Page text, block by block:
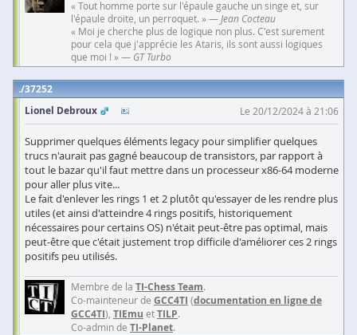
« Tout homme porte sur l'épaule gauche un singe et, sur
l'épaule droite, un perroquet. » — Jean Cocteau
« Moi je cherche plus de logique non plus. C'est surement
pour cela que j'apprécie les Ataris, ils sont aussi logiques
que moi ! » — GT Turbo
37252
Lionel Debroux
Le 20/12/2024 à 21:06
Supprimer quelques éléments legacy pour simplifier quelques
trucs n'aurait pas gagné beaucoup de transistors, par rapport à
tout le bazar qu'il faut mettre dans un processeur x86-64 moderne
pour aller plus vite...
Le fait d'enlever les rings 1 et 2 plutôt qu'essayer de les rendre plus
utiles (et ainsi d'atteindre 4 rings positifs, historiquement
nécessaires pour certains OS) n'était peut-être pas optimal, mais
peut-être que c'était justement trop difficile d'améliorer ces 2 rings
positifs peu utilisés.
Membre de la TI-Chess Team.
Co-mainteneur de GCC4TI (documentation en ligne de
GCC4TI), TIEmu etTILP.
Co-admin de TI-Planet.